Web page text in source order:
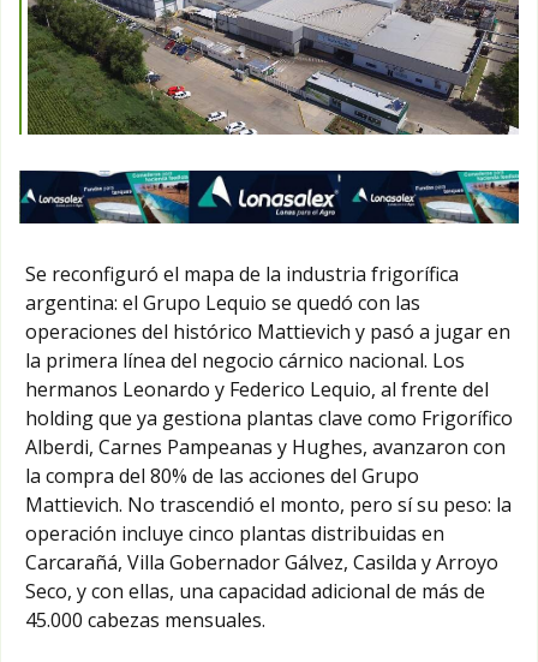
Se reconfiguró el mapa de la industria frigorífica
argentina: el Grupo Lequio se quedó con las
operaciones del histórico Mattievich y pasó a jugar en
la primera línea del negocio cárnico nacional. Los
hermanos Leonardo y Federico Lequio, al frente del
holding que ya gestiona plantas clave como Frigorífico
Alberdi, Carnes Pampeanas y Hughes, avanzaron con
la compra del 80% de las acciones del Grupo
Mattievich. No trascendió el monto, pero sí su peso: la
operación incluye cinco plantas distribuidas en
Carcarañá, Villa Gobernador Gálvez, Casilda y Arroyo
Seco, y con ellas, una capacidad adicional de más de
45.000 cabezas mensuales.